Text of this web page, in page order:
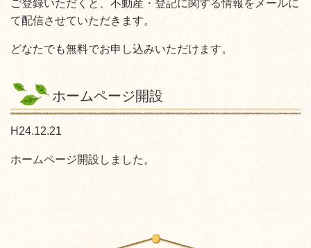
ご登録いただくと、不動産・登記に関する情報をメールに
て配信させていただきます。
どなたでも無料でお申し込みいただけます。
ホームページ開設
H24.12.21
ホームページ開設しました。